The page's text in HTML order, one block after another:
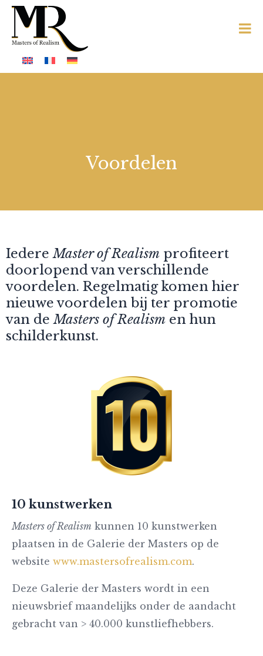
Voordelen
IedereMaster of Realism profiteert
doorlopend van verschillende
voordelen. Regelmatig komen hier
nieuwe voordelen bij ter promotie
van deMasters of Realism en hun
schilderkunst.
10 kunstwerken
Masters of Realism kunnen 10 kunstwerken
plaatsen in de Galerie der Masters op de
website www.mastersofrealism.com.
Deze Galerie der Masters wordt in een
nieuwsbrief maandelijks onder de aandacht
gebracht van > 40.000 kunstliefhebbers.